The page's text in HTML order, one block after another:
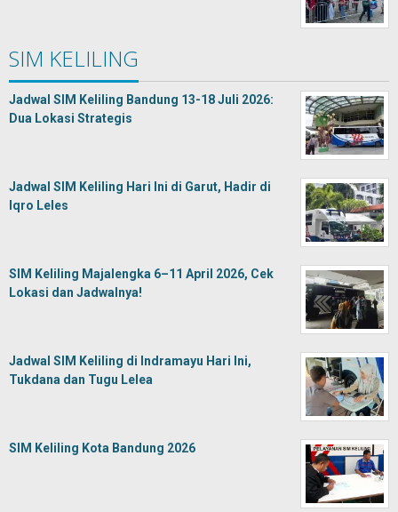
SIM KELILING
Jadwal SIM Keliling Bandung 13-18 Juli 2026:
Dua Lokasi Strategis
Jadwal SIM Keliling Hari Ini di Garut, Hadir di
Iqro Leles
SIM Keliling Majalengka 6–11 April 2026, Cek
Lokasi dan Jadwalnya!
Jadwal SIM Keliling di Indramayu Hari Ini,
Tukdana dan Tugu Lelea
SIM Keliling Kota Bandung 2026